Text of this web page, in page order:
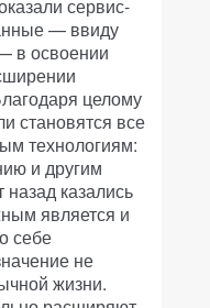
сервис-
— ввиду
в освоении
целому
становятся все
технологиям:
и другим
казались
является и
себе
не
жизни.